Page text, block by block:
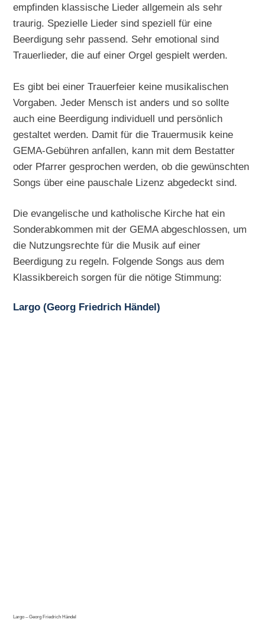
empfinden klassische Lieder allgemein als sehr
traurig. Spezielle Lieder sind speziell für eine
Beerdigung sehr passend. Sehr emotional sind
Trauerlieder, die auf einer Orgel gespielt werden.
Es gibt bei einer Trauerfeier keine musikalischen
Vorgaben. Jeder Mensch ist anders und so sollte
auch eine Beerdigung individuell und persönlich
gestaltet werden. Damit für die Trauermusik keine
GEMA-Gebühren anfallen, kann mit dem Bestatter
oder Pfarrer gesprochen werden, ob die gewünschten
Songs über eine pauschale Lizenz abgedeckt sind.
Die evangelische und katholische Kirche hat ein
Sonderabkommen mit der GEMA abgeschlossen, um
die Nutzungsrechte für die Musik auf einer
Beerdigung zu regeln. Folgende Songs aus dem
Klassikbereich sorgen für die nötige Stimmung:
Largo (Georg Friedrich Händel)
Largo – Georg Friedrich Händel